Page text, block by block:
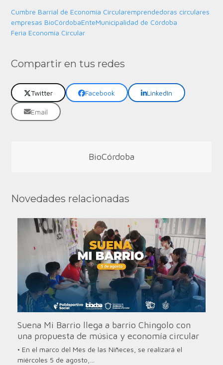
Cumbre Barrial de Economía Circularemprendedoras circulares
empresas BioCórdobaEnteMunicipalidad de Córdoba
Feria Economía Circular
Compartir en tus redes
Twitter Facebook LinkedIn
Email
BioCórdoba
Novedades relacionadas
Suena Mi Barrio llega a barrio Chingolo con
una propuesta de música y economía circular
• En el marco del Mes de las Niñeces, se realizará el
miércoles 5 de agosto,…